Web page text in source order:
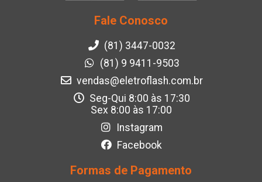
Fale Conosco
(81) 3447-0032
(81) 9 9411-9503
vendas@eletroflash.com.br
Seg-Qui 8:00 às 17:30
Sex 8:00 às 17:00
Instagram
Facebook
Formas de Pagamento